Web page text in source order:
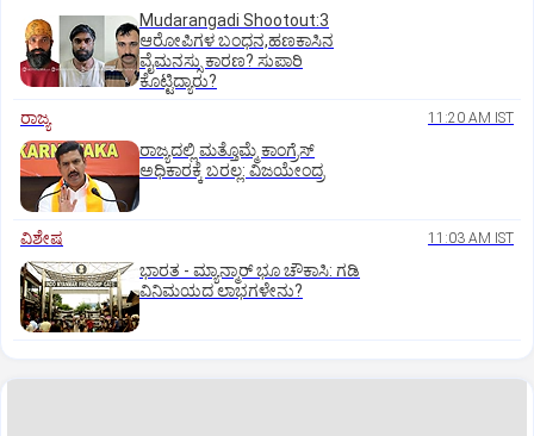
Mudarangadi Shootout:‌3
ಆರೋಪಿಗಳ ಬಂಧನ,ಹಣಕಾಸಿನ
ವೈಮನಸ್ಸು ಕಾರಣ? ಸುಪಾರಿ
ಕೊಟ್ಟಿದ್ಯಾರು?
ರಾಜ್ಯ
11:20 AM IST
ರಾಜ್ಯದಲ್ಲಿ ಮತ್ತೊಮ್ಮೆ ಕಾಂಗ್ರೆಸ್‌
ಅಧಿಕಾರಕ್ಕೆ ಬರಲ್ಲ: ವಿಜಯೇಂದ್ರ
ವಿಶೇಷ 11:03 AM IST
ಭಾರತ -‌ ಮ್ಯಾನ್ಮಾರ್ ಭೂ ಚೌಕಾಸಿ: ಗಡಿ
ವಿನಿಮಯದ ಲಾಭಗಳೇನು?